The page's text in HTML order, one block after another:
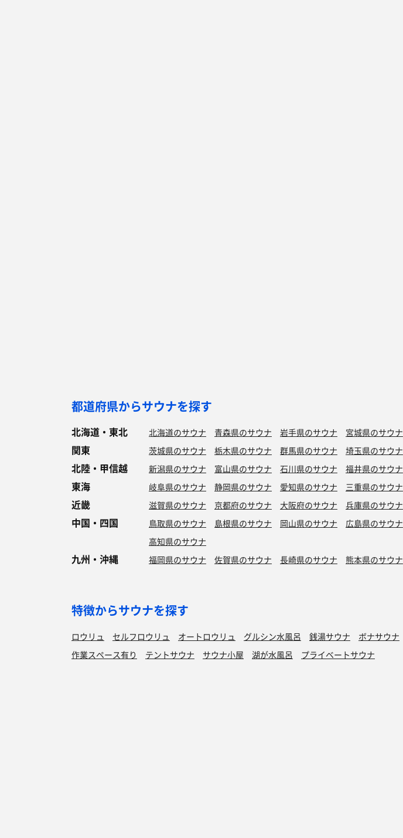
都道府県からサウナを探す
北海道・東北 北海道のサウナ 青森県のサウナ 岩手県のサウナ 宮城県のサウナ
関東 茨城県のサウナ 栃木県のサウナ 群馬県のサウナ 埼玉県のサウナ
北陸・甲信越 新潟県のサウナ 富山県のサウナ 石川県のサウナ 福井県のサウナ
東海 岐阜県のサウナ 静岡県のサウナ 愛知県のサウナ 三重県のサウナ
近畿 滋賀県のサウナ 京都府のサウナ 大阪府のサウナ 兵庫県のサウナ
中国・四国 鳥取県のサウナ 島根県のサウナ 岡山県のサウナ 広島県のサウナ
高知県のサウナ
九州・沖縄 福岡県のサウナ 佐賀県のサウナ 長崎県のサウナ 熊本県のサウナ
特徴からサウナを探す
ロウリュ セルフロウリュ オートロウリュ グルシン水風呂 銭湯サウナ ボナサウナ
作業スペース有り
テントサウナ サウナ小屋 湖が水風呂 プライベートサウナ